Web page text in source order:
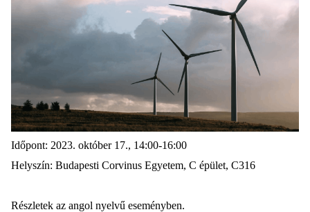
Időpont: 2023. október 17., 14:00-16:00
Helyszín: Budapesti Corvinus Egyetem, C épület, C316
Részletek az angol nyelvű eseményben.